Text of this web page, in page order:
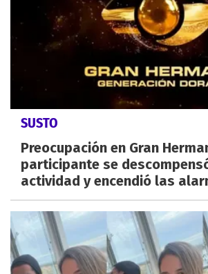
SUSTO
Preocupación en Gran
participante se
actividad y encendió las